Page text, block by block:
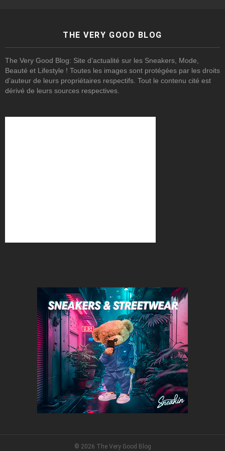
THE VERY GOOD BLOG
The Very Good Blog: Site d’actualité sur les Sneakers, Mode,
Beauté et Lifestyle ! Toutes les images sont protégées par les droits
d’auteur de leurs propriétaires respectifs. Tout le contenu cité est
dérivé de leurs sources respectives.
© 2026 The Very Good Blog